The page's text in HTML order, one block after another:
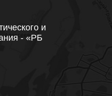
и
- «РБ